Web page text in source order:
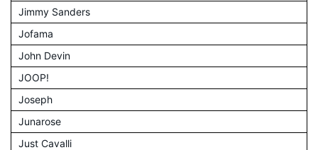
Jimmy Sanders
Jofama
John Devin
JOOP!
Joseph
Junarose
Just Cavalli